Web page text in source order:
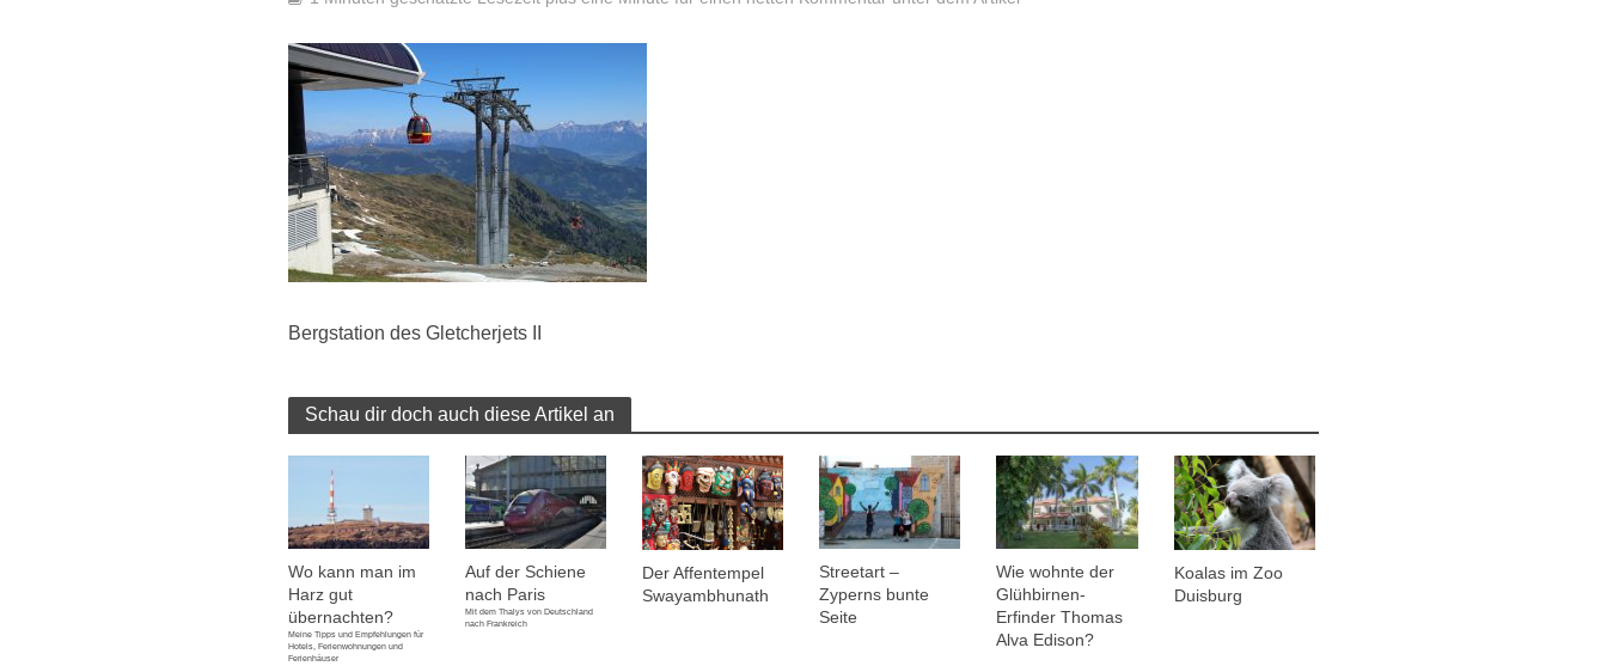
Bergstation des Gletcherjets II
Schau dir doch auch diese Artikel an
Wo kann man im
Harz gut
übernachten?
Meine Tipps und Empfehlungen für
Hotels, Ferienwohnungen und
Ferienhäuser
Auf der Schiene
nach Paris
Mit dem Thalys von Deutschland
nach Frankreich
Der Affentempel
Swayambhunath
Streetart –
Zyperns bunte
Seite
Wie wohnte der
Glühbirnen-
Erfinder Thomas
Alva Edison?
Koalas im Zoo
Duisburg